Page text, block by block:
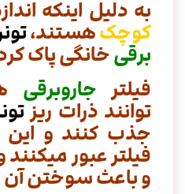
به دلیل اینکه
کوچکهستند،تونر
برقیخانگی پاک
فیلتر جاروبرقی
توانند ذرات ریزتونر
جذب کنند و این
فیلتر عبور
و باعث سوختن آن